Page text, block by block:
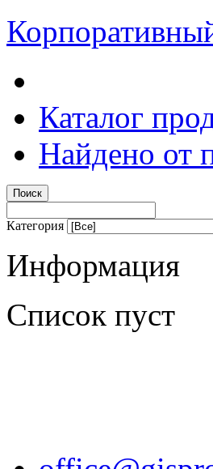
Каталог
Найдено от
Категория
Информация
Список пуст